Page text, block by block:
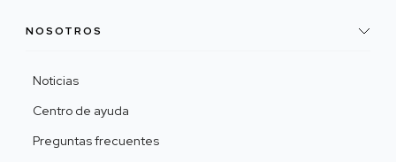
NOSOTROS
Noticias
Centro de ayuda
Preguntas frecuentes